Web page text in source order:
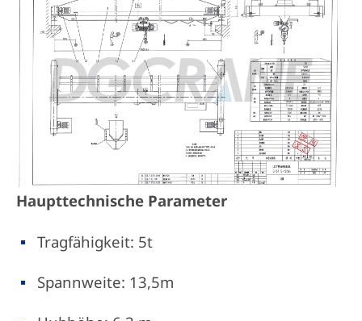
Haupttechnische Parameter
Tragfähigkeit: 5t
Spannweite: 13,5m